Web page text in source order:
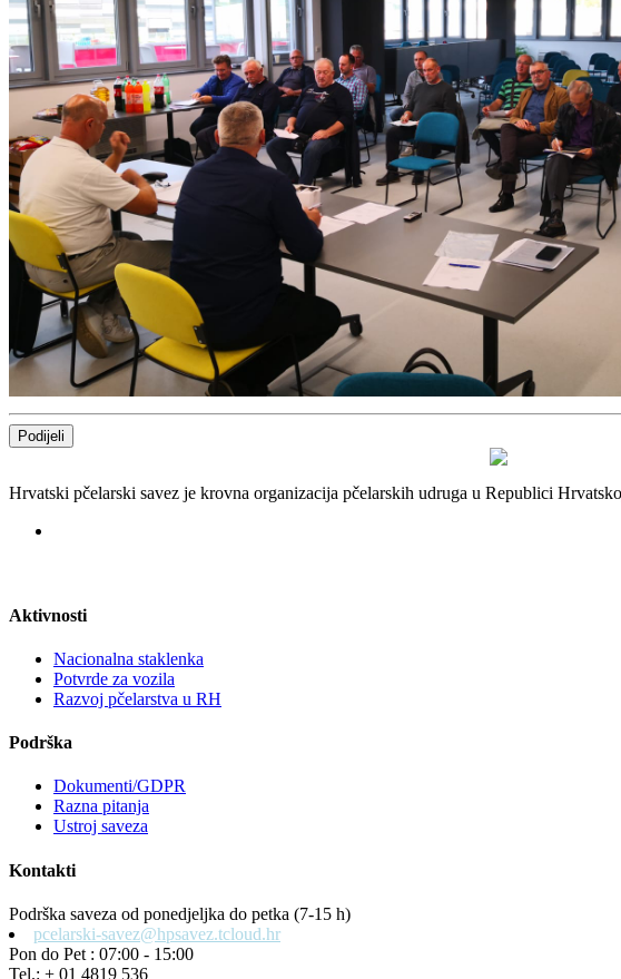
Podijeli
Hrvatski pčelarski savez je krovna organizacija pčelarskih udruga u Republici
Aktivnosti
Nacionalna staklenka
Potvrde za vozila
Razvoj pčelarstva u RH
Podrška
Dokumenti/GDPR
Razna pitanja
Ustroj saveza
Kontakti
Podrška saveza od ponedjeljka do petka (7-15 h)
pcelarski-savez@hpsavez.tcloud.hr
Pon do Pet : 07:00 - 15:00
Tel.: + 01 4819 536